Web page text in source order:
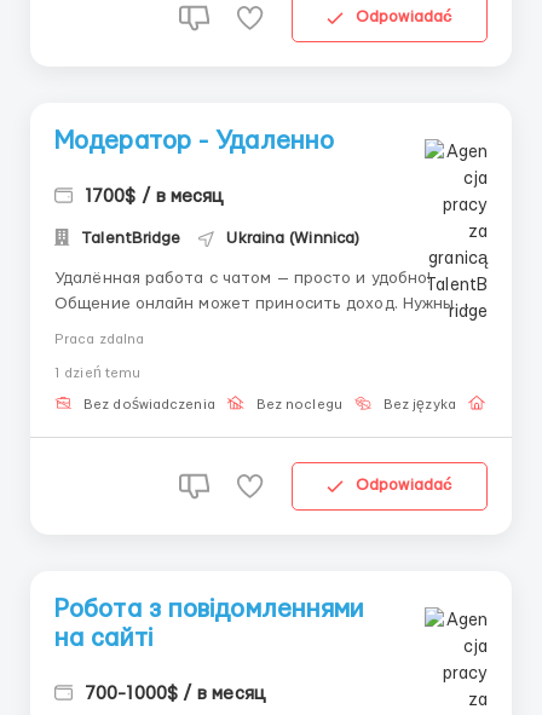
Odpowiadać
Модератор - Удаленно
1700$ / в месяц
TalentBridge Ukraina (Winnica)
Удалённая работа с чатом — просто и удобно!
Общение онлайн может приносить доход. Нужны
информацию и советы -поддерживать позитивную
атмосферу. Мы гарантируем: ...
Praca zdalna
1 dzień temu
Bez doświadczenia Bez noclegu Bez języka
Odpowiadać
Робота з повідомленнями
на сайті
700-1000$ / в месяц